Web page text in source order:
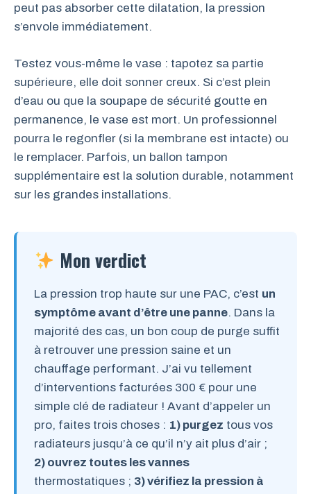
peut pas absorber cette dilatation, la pression
s’envole immédiatement.
Testez vous-même le vase : tapotez sa partie
supérieure, elle doit sonner creux. Si c’est plein
d’eau ou que la soupape de sécurité goutte en
permanence, le vase est mort. Un professionnel
pourra le regonfler (si la membrane est intacte) ou
le remplacer. Parfois, un ballon tampon
supplémentaire est la solution durable, notamment
sur les grandes installations.
Mon verdict
La pression trop haute sur une PAC, c’est un
symptôme avant d’être une panne. Dans la
majorité des cas, un bon coup de purge suffit
à retrouver une pression saine et un
chauffage performant. J’ai vu tellement
d’interventions facturées 300 € pour une
simple clé de radiateur ! Avant d’appeler un
pro, faites trois choses : 1) purgez tous vos
radiateurs jusqu’à ce qu’il n’y ait plus d’air ;
2) ouvrez toutes les vannes
thermostatiques ; 3) vérifiez la pression à